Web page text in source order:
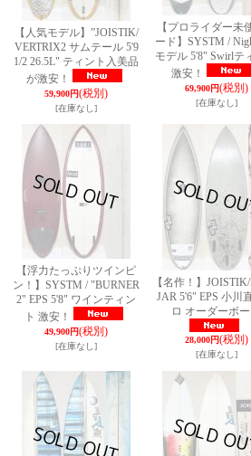
【人気モデル】”JOISTIK/
VERTRIX2 サムテール 5'9
1/2 26.5L" ティント入美品
が激安！
59,900円(税別)
[在庫なし]
【プロライダー未
ード】SYSTM /
モデル 5'8" Swirlテ
激安！
69,900円(税別)
[在庫なし]
【浮力たっぷりツインピ
ン！】SYSTM / "BURNER
2" EPS 5'8" ワインティン
ト 激安！
49,900円(税別)
[在庫なし]
【名作！】
JAR 5'6" EPS 小川
ロ オーダーボ
28,000円(税別)
[在庫なし]